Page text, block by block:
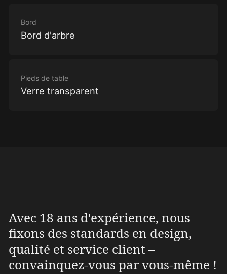
Bord
Bord d'arbre
Pieds de table
Verre transparent
Avec 18 ans d'expérience, nous
fixons des standards en design,
qualité et service client –
convainquez-vous par vous-même !